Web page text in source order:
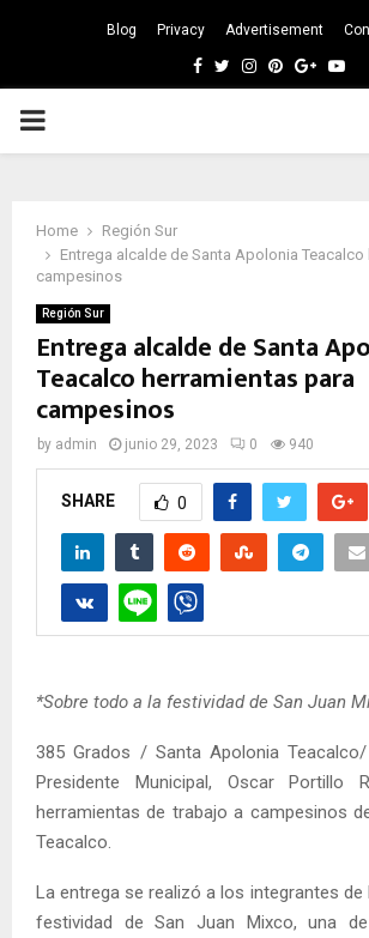
Blog Privacy Advertisement
Facebook
TwitterInstagram
Pinterest
Google
PRIMARY
Home
Región Sur
Entrega alcalde de Santa Apolonia Teacalco
campesinos
Región Sur
Entrega alcalde de Santa
Teacalco herramientas para
campesinos
by admin junio 29, 2023 0 940
SHARE 0
*Sobre todo a la festividad de San Juan
385 Grados / Santa Apolonia Teacalco/
Presidente Municipal, Oscar Portillo
herramientas de trabajo a campesinos
Teacalco.
La entrega se realizó a los integrantes de
festividad de San Juan Mixco, una